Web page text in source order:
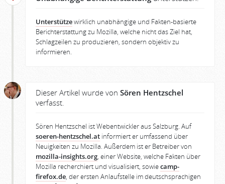
Unterstützewirklich unabhängige und Fakten-basierte
Berichterstattung zu Mozilla, welche nicht das Ziel hat,
Schlagzeilen zu produzieren, sondern objektiv zu
informieren.
Dieser Artikel wurde von Sören Hentzschel
verfasst.
Sören Hentzschel ist Webentwickler aus Salzburg. Auf
soeren-hentzschel.at informiert er umfassend über
Neuigkeiten zu Mozilla. Außerdem ist er Betreiber von
mozilla-insights.org, einer Website, welche Fakten über
Mozilla recherchiert und visualisiert, sowiecamp-
firefox.de, der ersten Anlaufstelle im deutschsprachigen